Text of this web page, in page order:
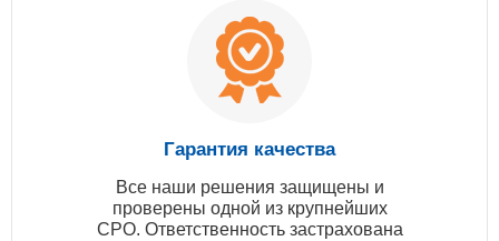
Гарантия качества
Все наши решения защищены и
проверены одной из крупнейших
СРО. Ответственность застрахована